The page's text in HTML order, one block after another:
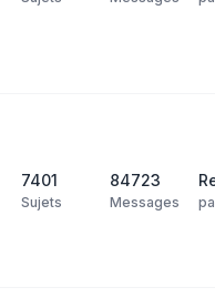
7401
Sujets
84723
Messages